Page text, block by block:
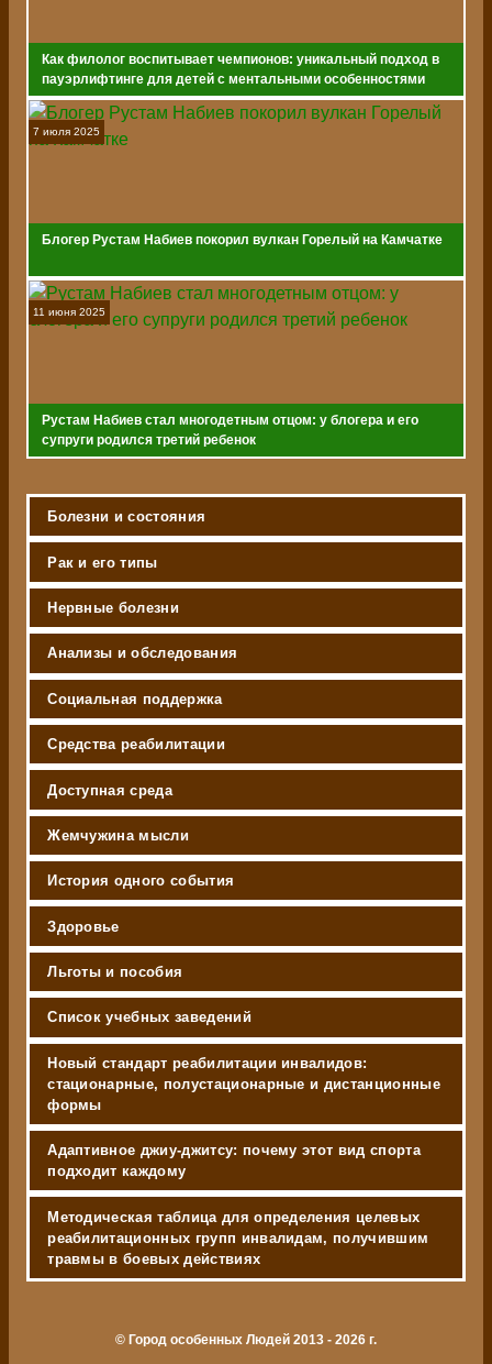
Как филолог воспитывает чемпионов: уникальный подход в
пауэрлифтинге для детей с ментальными особенностями
7 июля 2025
Блогер Рустам Набиев покорил вулкан Горелый на Камчатке
11 июня 2025
Рустам Набиев стал многодетным отцом: у блогера и его
супруги родился третий ребенок
Болезни и состояния
Рак и его типы
Нервные болезни
Анализы и обследования
Социальная поддержка
Средства реабилитации
Доступная среда
Жемчужина мысли
История одного события
Здоровье
Льготы и пособия
Список учебных заведений
Новый стандарт реабилитации инвалидов:
стационарные, полустационарные и дистанционные
формы
Адаптивное джиу-джитсу: почему этот вид спорта
подходит каждому
Методическая таблица для определения целевых
реабилитационных групп инвалидам, получившим
травмы в боевых действиях
© Город особенных Людей 2013 - 2026 г.